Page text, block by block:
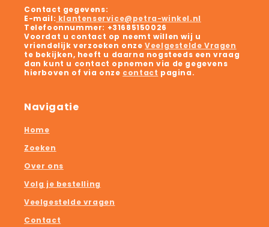
Contact gegevens:
E-mail: klantenservice@petra-winkel.nl
Telefoonnummer: +31685150026
Voordat u contact op neemt willen wij u
vriendelijk verzoeken onzeVeelgestelde Vragen
te bekijken, heeft u daarna nogsteeds een vraag
dan kunt u contact opnemen via de gegevens
hierboven of via onze contact pagina.
Navigatie
Home
Zoeken
Over ons
Volg je bestelling
Veelgestelde vragen
Contact